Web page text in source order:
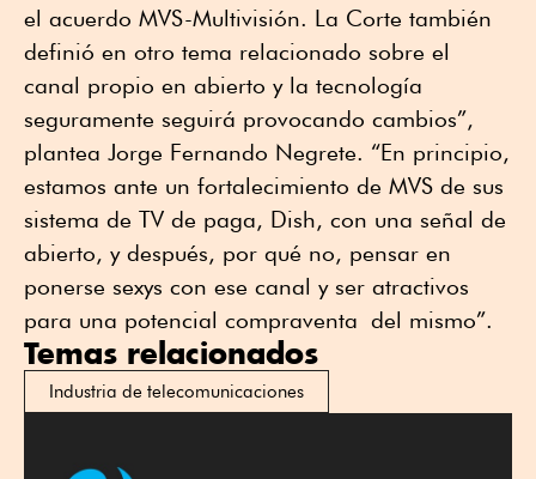
el acuerdo MVS-Multivisión. La Corte también
definió en otro tema relacionado sobre el
canal propio en abierto y la tecnología
seguramente seguirá provocando cambios”,
plantea Jorge Fernando Negrete. “En principio,
estamos ante un fortalecimiento de MVS de sus
sistema de TV de paga, Dish, con una señal de
abierto, y después, por qué no, pensar en
ponerse sexys con ese canal y ser atractivos
para una potencial compraventa del mismo”.
Temas relacionados
Industria de telecomunicaciones